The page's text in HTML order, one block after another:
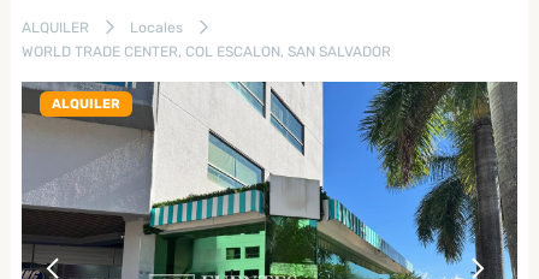
ALQUILER
Locales
WORLD TRADE CENTER, COL ESCALON, SAN SALVADOR
ALQUILER